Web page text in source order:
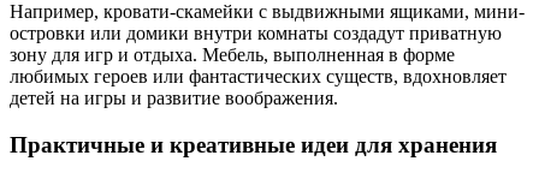
Например, кровати-скамейки с выдвижными ящиками, мини-
островки или домики внутри комнаты создадут приватную
зону для игр и отдыха. Мебель, выполненная в форме
любимых героев или фантастических существ, вдохновляет
детей на игры и развитие воображения.
Практичные и креативные идеи для хранения